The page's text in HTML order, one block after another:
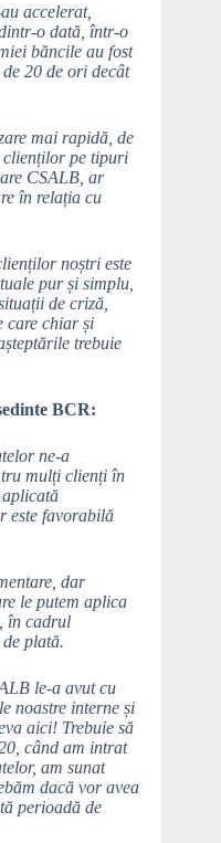
accelerat,
o dată, într-o
băncile au fost
20 de ori decât
mai rapidă, de
clienților pe tipuri
CSALB, ar
în relația cu
noștri este
pur și simplu,
de criză,
care chiar și
trebuie
BCR:
ne-a
mulți clienți în
este favorabilă
dar
le putem aplica
în cadrul
plată.
le-a avut cu
noastre interne și
aici! Trebuie să
când am intrat
am sunat
dacă vor avea
perioadă de